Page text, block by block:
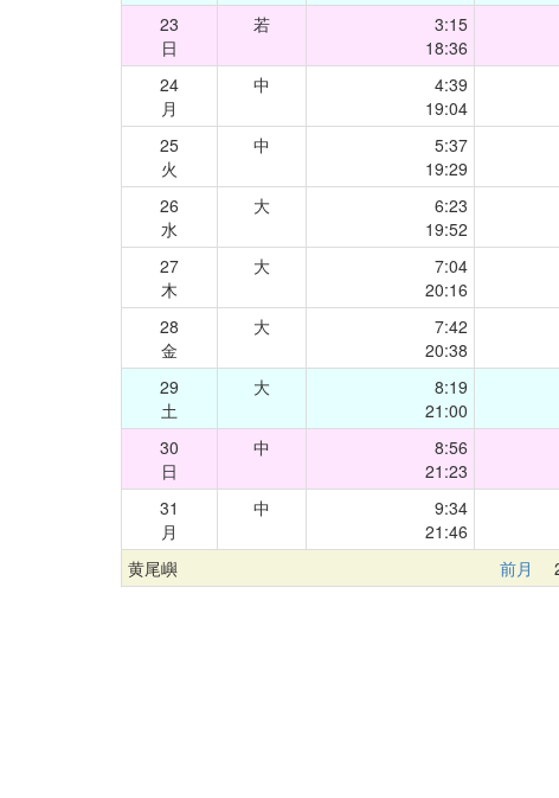
23
日
若
3:15
18:36
24
月
中
4:39
19:04
25
火
中
5:37
19:29
26
水
大
6:23
19:52
27
木
大
7:04
20:16
28
金
大
7:42
20:38
29
土
大
8:19
21:00
30
日
中
8:56
21:23
31
月
中
9:34
21:46
黄尾嶼 前月